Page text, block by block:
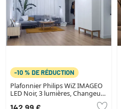
-10 % DE RÉDUCTION
Plafonnier Philips WiZ IMAGEO
LED Noir, 3 lumières, Changeur